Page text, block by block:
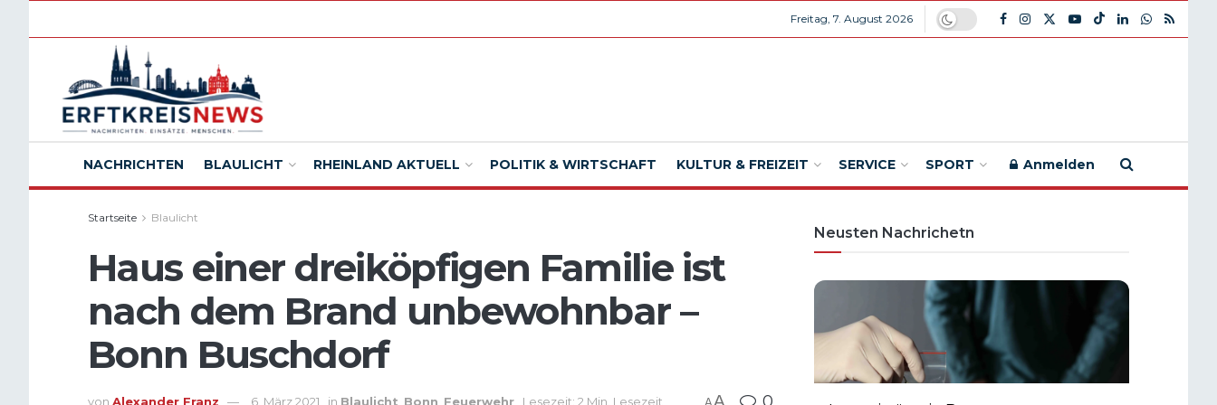
Freitag, 7. August 2026
NACHRICHTEN BLAULICHT RHEINLAND AKTUELL POLITIK & WIRTSCHAFT KULTUR & FREIZEIT SERVICE SPORT Anmelden
Startseite Blaulicht
Haus einer dreiköpfigen Familie ist
nach dem Brand unbewohnbar –
Bonn Buschdorf
von Alexander Franz 6. März 2021 in Blaulicht Bonn Feuerwehr Lesezeit: 2 Min. Lesezeit A
Neusten Nachrichetn